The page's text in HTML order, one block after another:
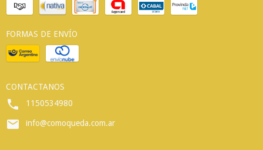
FORMAS DE ENVÍO
CONTACTANOS
1150534980
info@comoqueda.com.ar